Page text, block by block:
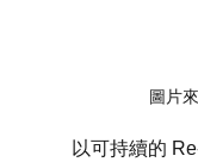
圖片
以可持續的